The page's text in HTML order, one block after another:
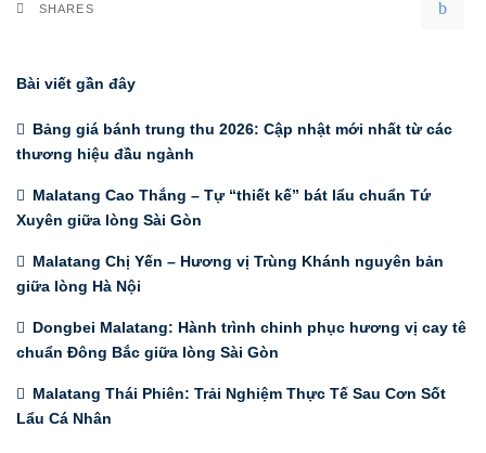
SHARES
Bài viết gần đây
Bảng giá bánh trung thu 2026: Cập nhật mới nhất từ các
thương hiệu đầu ngành
Malatang Cao Thắng – Tự “thiết kế” bát lẩu chuẩn Tứ
Xuyên giữa lòng Sài Gòn
Malatang Chị Yến – Hương vị Trùng Khánh nguyên bản
giữa lòng Hà Nội
Dongbei Malatang: Hành trình chinh phục hương vị cay tê
chuẩn Đông Bắc giữa lòng Sài Gòn
Malatang Thái Phiên: Trải Nghiệm Thực Tế Sau Cơn Sốt
Lẩu Cá Nhân